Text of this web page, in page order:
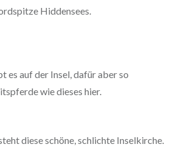
Hiddensees.
es auf der Insel, dafür aber so
wie dieses hier.
diese schöne, schlichte Inselkirche.